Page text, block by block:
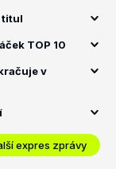
titul
TOP 10
v
expres zprávy